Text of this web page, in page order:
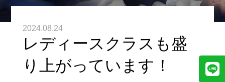
2024.08.24
レディースクラスも盛
り上がっています！